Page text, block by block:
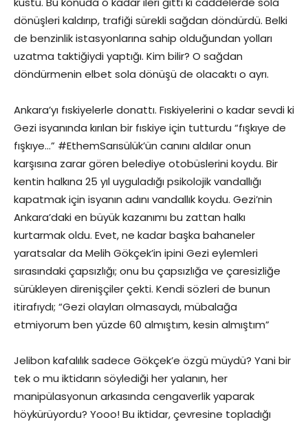
dönüşleri kaldırıp, trafiği sürekli sağdan döndürdü. Belki
de benzinlik istasyonlarına sahip olduğundan yolları
uzatma taktiğiydi yaptığı. Kim bilir? O sağdan
döndürmenin elbet sola dönüşü de olacaktı o ayrı.
Ankara’yı fıskiyelerle donattı. Fıskiyelerini o kadar sevdi ki
Gezi isyanında kırılan bir fıskiye için tutturdu “fışkıye de
fışkıye…” #EthemSarısülük’ün canını aldılar onun
karşısına zarar gören belediye otobüslerini koydu. Bir
kentin halkına 25 yıl uyguladığı psikolojik vandallığı
kapatmak için isyanın adını vandallık koydu. Gezi’nin
Ankara’daki en büyük kazanımı bu zattan halkı
kurtarmak oldu. Evet, ne kadar başka bahaneler
yaratsalar da Melih Gökçek’in ipini Gezi eylemleri
sırasındaki çapsızlığı; onu bu çapsızlığa ve çaresizliğe
sürükleyen direnişçiler çekti. Kendi sözleri de bunun
itirafıydı; “Gezi olayları olmasaydı, mübalağa
etmiyorum ben yüzde 60 almıştım, kesin almıştım”
Jelibon kafalılık sadece Gökçek’e özgü müydü? Yani bir
tek o mu iktidarın söylediği her yalanın, her
manipülasyonun arkasında cengaverlik yaparak
höykürüyordu? Yooo! Bu iktidar, çevresine topladığı